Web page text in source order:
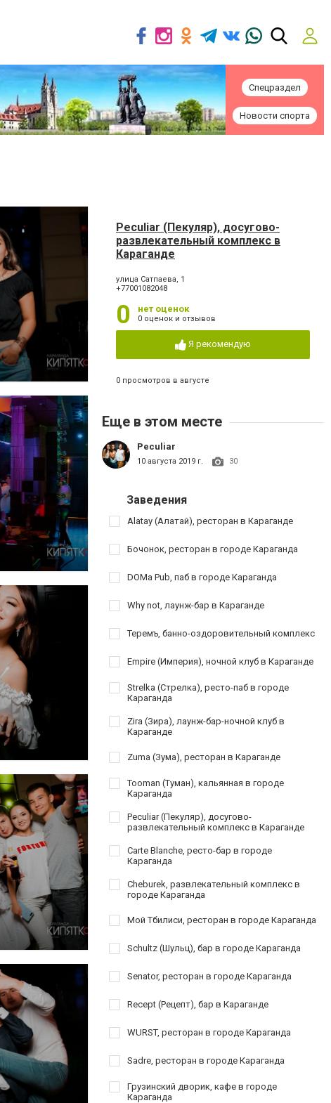
Спецраздел
Новости спорта
Peculiar (Пекуляр), досугово-
развлекательный комплекс в
Караганде
улица Сатпаева, 1
+77001082048
0 нет оценок
0 оценок и отзывов
Я рекомендую
0 просмотров в августе
Еще в этом месте
Peculiar
10 августа 2019 г. 30
Заведения
Alatay (Алатай), ресторан в Караганде
Бочонок, ресторан в городе Караганда
DOMa Pub, паб в городе Караганда
Why not, лаунж-бар в Караганде
Теремъ, банно-оздоровительный комплекс
Empire (Империя), ночной клуб в Караганде
Strelka (Стрелка), ресто-паб в городе
Караганда
Zira (Зира), лаунж-бар-ночной клуб в
Караганде
Zuma (Зума), ресторан в Караганде
Tooman (Туман), кальянная в городе
Караганда
Peculiar (Пекуляр), досугово-
развлекательный комплекс в Караганде
Carte Blanche, ресто-бар в городе
Караганда
Cheburek, развлекательный комплекс в
городе Караганда
Мой Тбилиси, ресторан в городе Караганда
Schultz (Шульц), бар в городе Караганда
Senator, ресторан в городе Караганда
Recept (Рецепт), бар в Караганде
WURST, ресторан в городе Караганда
Sadre, ресторан в городе Караганда
Грузинский дворик, кафе в городе
Караганда